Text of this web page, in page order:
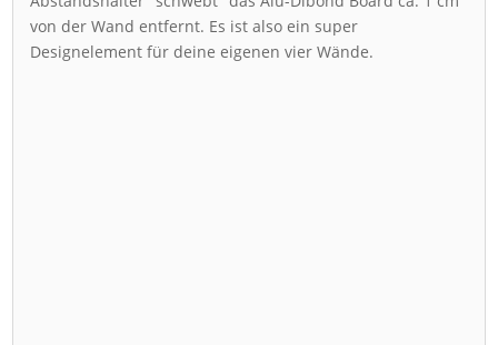
von der Wand entfernt. Es ist also ein super
Designelement für deine eigenen vier Wände.